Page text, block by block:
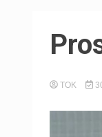
TOK